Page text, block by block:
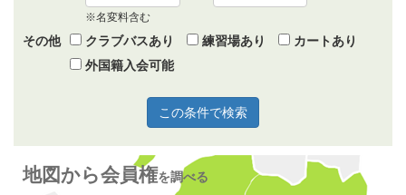
※名変料含む
その他 クラブバスあり 練習場あり
カートあり
外国籍入会可能
地図から会員権を調べる